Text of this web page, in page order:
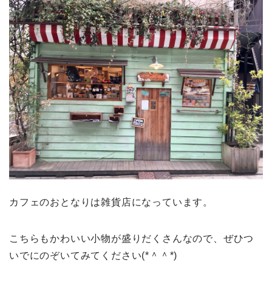
カフェのおとなりは雑貨店になっています。
こちらもかわいい小物が盛りだくさんなので、ぜひつ
いでにのぞいてみてください(*＾＾*)